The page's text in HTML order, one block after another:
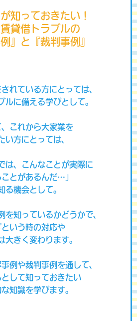
知っておきたい！
貸借トラブルの
例』と『裁判事例』
れている方にとっては、
ルに備える学びとして。
、これから大家業を
い方にとっては、
は、こんなことが実際に
とがあるんだ…」
る機会として。
を知っているかどうかで、
という時の対応や
大きく変わります。
例や裁判事例を通して、
して知っておきたい
知識を学びます。